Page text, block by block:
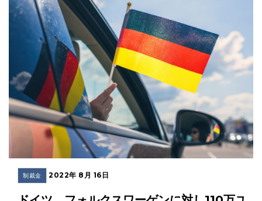
制裁金 2022年 8月 16日